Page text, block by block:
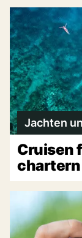
Jachten
Cruisen
chartern